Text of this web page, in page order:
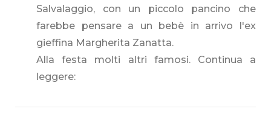
Salvalaggio, con un piccolo pancino che
farebbe pensare a un bebè in arrivo l'ex
gieffina Margherita Zanatta.
Alla festa molti altri famosi. Continua a
leggere: